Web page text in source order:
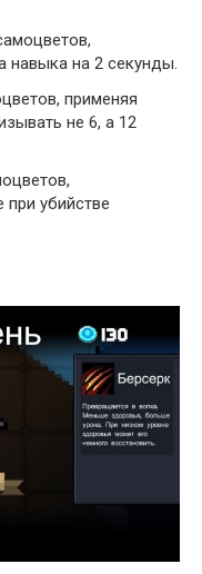
навыка на 2 секунды.
применяя
не 6, а 12
убийстве